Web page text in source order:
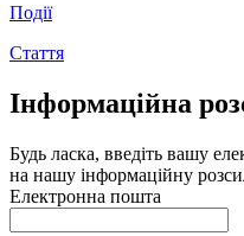
Події
Стаття
Інформаційна
Будь ласка, введіть вашу
на нашу інформаційну
Електронна пошта